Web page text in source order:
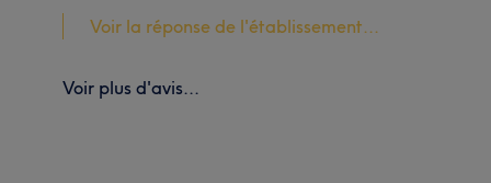
Voir la réponse de l'établissement...
Voir plus d'avis...